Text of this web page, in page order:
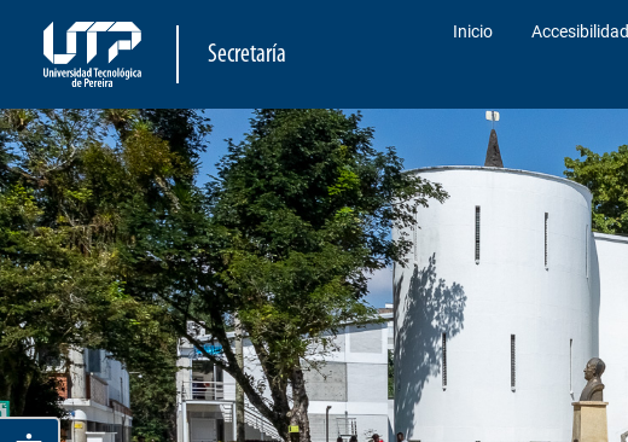
Secretaría
Inicio Accesibilidad